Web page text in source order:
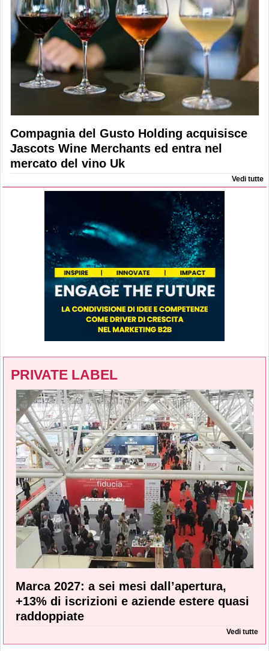
Compagnia del Gusto Holding acquisisce
Jascots Wine Merchants ed entra nel
mercato del vino Uk
Vedi tutte
PRIVATE LABEL
Marca 2027: a sei mesi dall’apertura,
+13% di iscrizioni e aziende estere quasi
raddoppiate
Vedi tutte